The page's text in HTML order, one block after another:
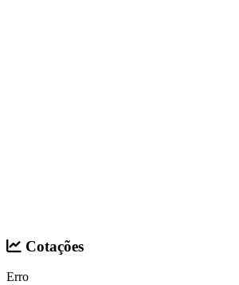
Cotações
Erro